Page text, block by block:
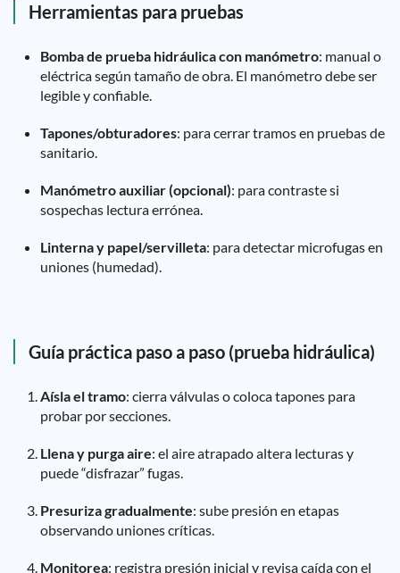
Herramientas para pruebas
Bomba de prueba hidráulica con manómetro: manual o
eléctrica según tamaño de obra. El manómetro debe ser
legible y confiable.
Tapones/obturadores: para cerrar tramos en pruebas de
sanitario.
Manómetro auxiliar (opcional): para contraste si
sospechas lectura errónea.
Linterna y papel/servilleta: para detectar microfugas en
uniones (humedad).
Guía práctica paso a paso (prueba hidráulica)
Aísla el tramo: cierra válvulas o coloca tapones para
probar por secciones.
Llena y purga aire: el aire atrapado altera lecturas y
puede “disfrazar” fugas.
Presuriza gradualmente: sube presión en etapas
observando uniones críticas.
Monitorea: registra presión inicial y revisa caída con el